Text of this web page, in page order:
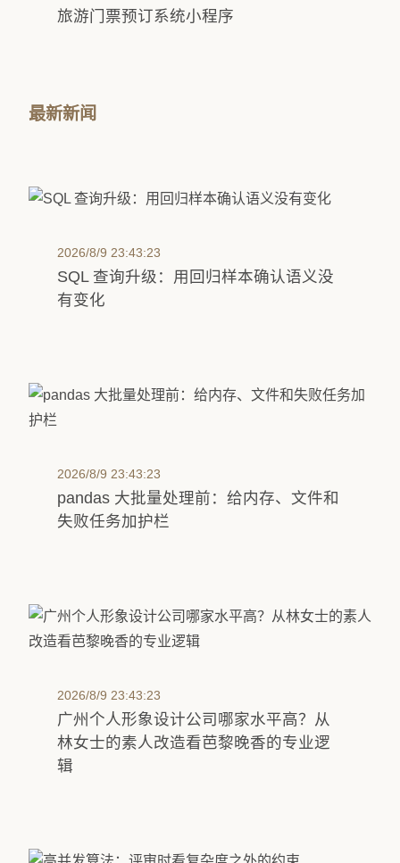
旅游门票预订系统小程序
最新新闻
2026/8/9 23:43:23
SQL 查询升级：用回归样本确认语义没
有变化
2026/8/9 23:43:23
pandas 大批量处理前：给内存、文件和
失败任务加护栏
2026/8/9 23:43:23
广州个人形象设计公司哪家水平高？从
林女士的素人改造看芭黎晚香的专业逻
辑